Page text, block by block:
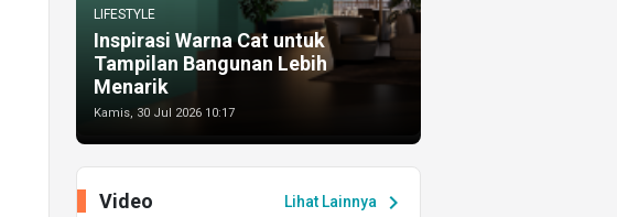
LIFESTYLE
Inspirasi Warna Cat untuk
Tampilan Bangunan Lebih
Menarik
Kamis, 30 Jul 2026 10:17
Lihat Lainnya chevron_right
Video